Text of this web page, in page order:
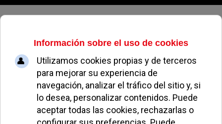
Jueves, 06 de agosto de 2026
Arteflor | Carretera
de Húmera